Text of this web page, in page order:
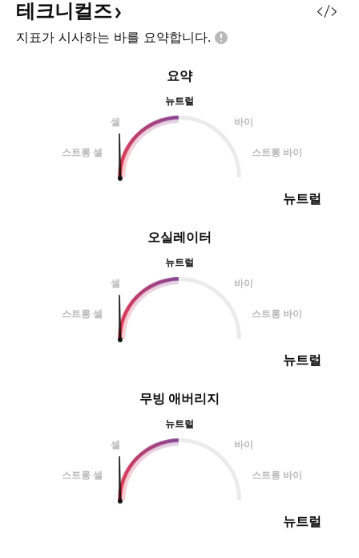
테크니컬즈
지표가 시사하는 바를 요약합니다.
오실레이터
뉴트럴
셀
바이
스트롱 셀 스트롱 바이
뉴트럴
요약
뉴트럴
셀
바이
스트롱 셀 스트롱 바이
뉴트럴
무빙 애버리지
뉴트럴
셀
바이
스트롱 셀 스트롱 바이
뉴트럴